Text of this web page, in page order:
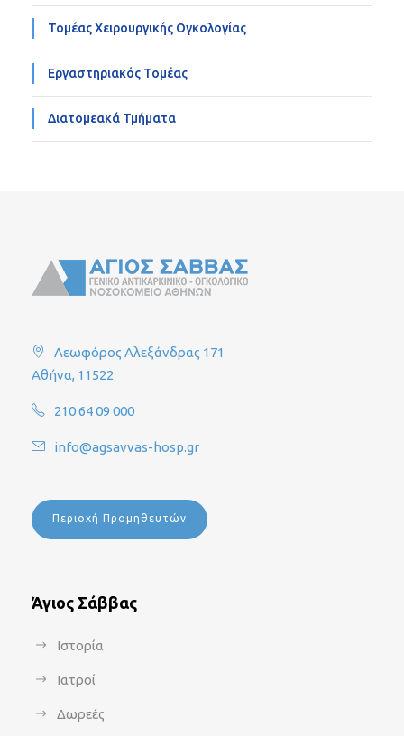
Τομέας Χειρουργικής Ογκολογίας
Εργαστηριακός Τομέας
Διατομεακά Τμήματα
Λεωφόρος Αλεξάνδρας 171
Αθήνα, 11522
210 64 09 000
info@agsavvas-hosp.gr
Περιοχή Προμηθευτών
Άγιος Σάββας
Ιστορία
Ιατροί
Δωρεές